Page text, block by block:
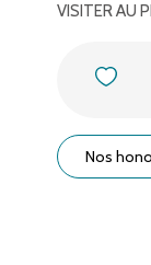
VISITER AU
Nos